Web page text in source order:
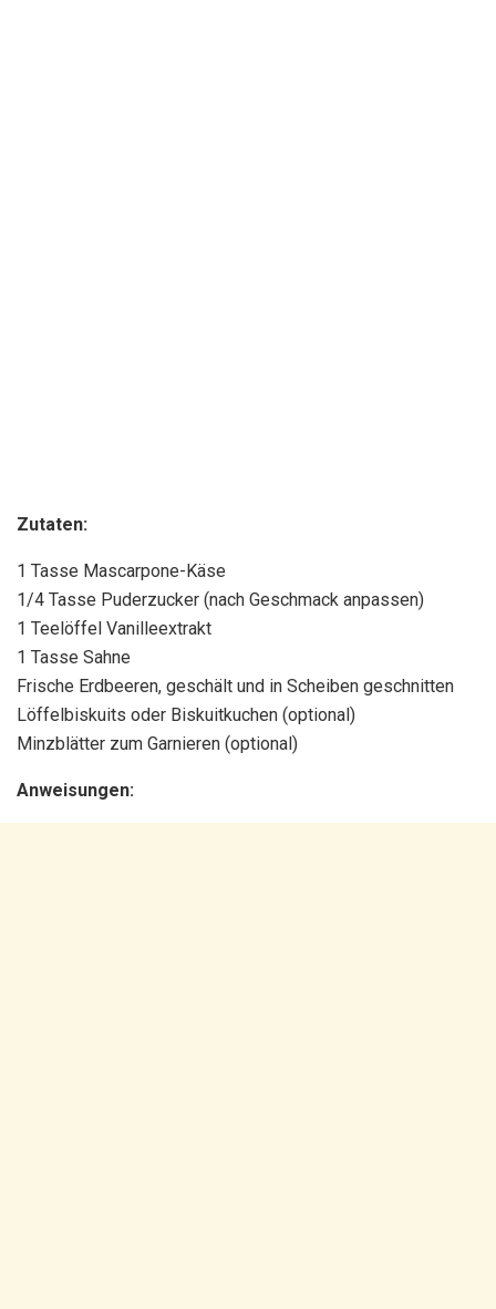
Zutaten:
1 Tasse Mascarpone-Käse
1/4 Tasse Puderzucker (nach Geschmack anpassen)
1 Teelöffel Vanilleextrakt
1 Tasse Sahne
Frische Erdbeeren, geschält und in Scheiben geschnitten
Löffelbiskuits oder Biskuitkuchen (optional)
Minzblätter zum Garnieren (optional)
Anweisungen: